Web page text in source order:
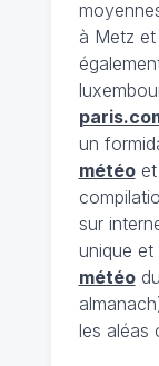
à Metz
un
météoet
sur
unique et
météo
les aléas